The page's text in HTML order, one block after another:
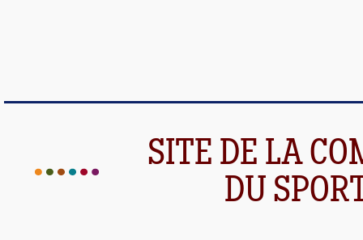
SITE DE LA
DU